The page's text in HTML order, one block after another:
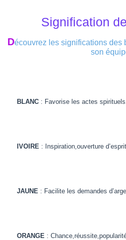
Signification
Découvrez les significations des
son
BLANC : Favorise les actes
IVOIRE : Inspiration,ouverture
JAUNE : Facilite les demandes
ORANGE :